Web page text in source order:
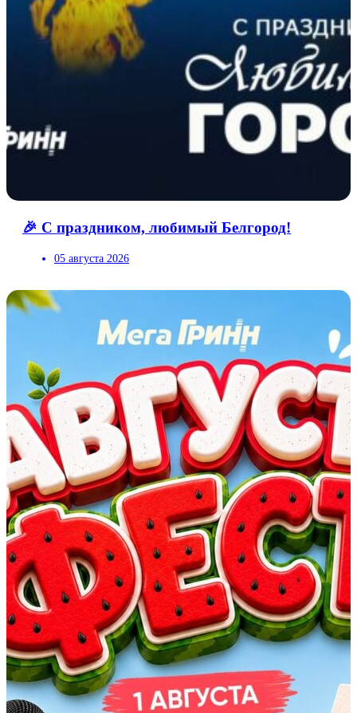
🎉 С праздником, любимый Белгород!
05 августа 2026